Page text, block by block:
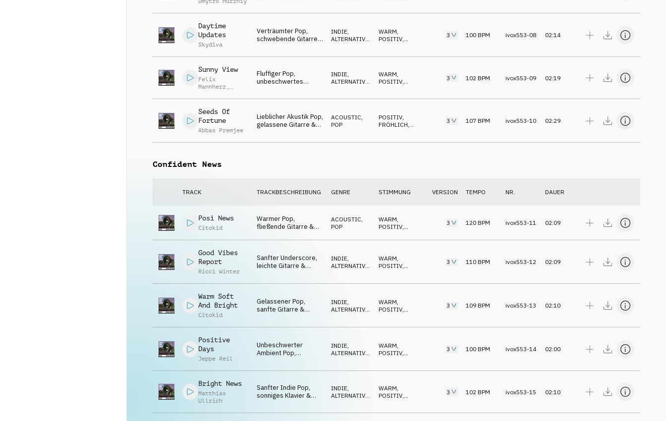
frühlingshaft,
glücklich
Daytime
Updates
Skydiva
Verträumter Pop,
schwebende Gitarre
nostalgisch,
INDIE,
ALTERNATIVE
WARM
POSITIV
3 100 BPM ivox553-08 02:14
Sunny View
Felix
Mannherz ,
Fluffiger Pop,
unbeschwertes
Synths, entspannt, gut
INDIE,
ALTERNATIVE,
WARM,
POSITIV,
3 102 BPM ivox553-09 02:19
Seeds Of
Fortune
Abbas Premjee
Lieblicher Akustik Pop,
gelassene Gitarre &
wertschätzend
ACOUSTIC
POP
POSITIV
FRÖHLICH
3 107 BPM ivox553-10 02:29
Confident News
TRACK TRACKBESCHREIBUNG GENRE STIMMUNG VERSION TEMPO NR. DAUER
Posi News
Citokid
Warmer Pop,
fließende Gitarre &
sonnig, gut gelaunt
ACOUSTIC
POP
WARM
POSITIV
3 120 BPM ivox553-11 02:09
Good Vibes
Report
Ricci Winter
Sanfter Underscore,
leichte Gitarre &
hoffnungsvolle
INDIE,
ALTERNATIVE
WARM
POSITIV
3 110 BPM ivox553-12 02:09
Warm Soft
And Bright
Citokid
Gelassener Pop,
sanfte Gitarre &
verträumt, gut gelaunt
INDIE,
ALTERNATIVE
WARM
POSITIV
3 109 BPM ivox553-13 02:10
Positive
Days
Jeppe Reil
Unbeschwerter
Ambient Pop,
Gitarren, zufrieden,
INDIE,
ALTERNATIVE
WARM
POSITIV
3 100 BPM ivox553-14 02:00
Bright News
Matthias
Ullrich
Sanfter Indie Pop,
sonniges Klavier &
purer Optimismus
INDIE,
ALTERNATIVE,
WARM,
POSITIV,
3 102 BPM ivox553-15 02:10